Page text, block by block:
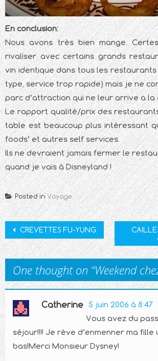
En conclusion:
Nous avons très bien mange.
rivaliser avec certains grands
vin identique dans tous les
type, service trop rapide) mais je ne
parc d’attraction qui ne leur arrive a la
Le rapport qualité/prix des
table est beaucoup plus intéressant
foods’ et autres self services.
Ils ne devraient jamais fermer le
quand je vais à Disneyland !
Posted inVoyage
Post
navigation
CREVETTES FU-YUNG
One thought on “Weekend
Catherine 5 juin 2006 à 8:47
Vous avez du
séjour!!!! Je rève d’enmenner ma fille
bas!Merci Monsieur Dysney!